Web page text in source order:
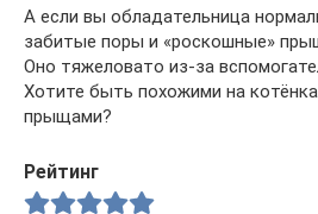
А если вы обладательница
забитые поры и «роскошные»
Оно тяжеловато из-за
Хотите быть похожими на
прыщами?
Рейтинг